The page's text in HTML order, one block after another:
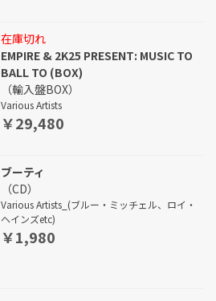
在庫切れ
EMPIRE & 2K25 PRESENT: MUSIC TO
BALL TO (BOX)
（輸入盤BOX）
Various Artists
￥29,480
ブーティ
（CD）
Various Artists_(ブルー・ミッチェル、ロイ・
ヘインズetc)
￥1,980